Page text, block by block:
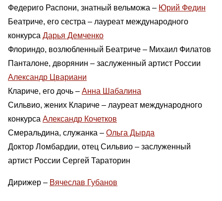
Федериго Распони, знатный вельможа – Юрий Федин
Беатриче, его сестра – лауреат международного
конкурса Дарья Демченко
Флориндо, возлюбленный Беатриче – Михаил Филатов
Панталоне, дворянин – заслуженный артист России
Александр Цвариани
Клариче, его дочь – Анна Шабалина
Сильвио, жених Клариче – лауреат международного
конкурса Александр Кочетков
Смеральдина, служанка – Ольга Дырда
Доктор Ломбардии, отец Сильвио – заслуженный
артист России Сергей Тараторин
Дирижер – Вячеслав Губанов